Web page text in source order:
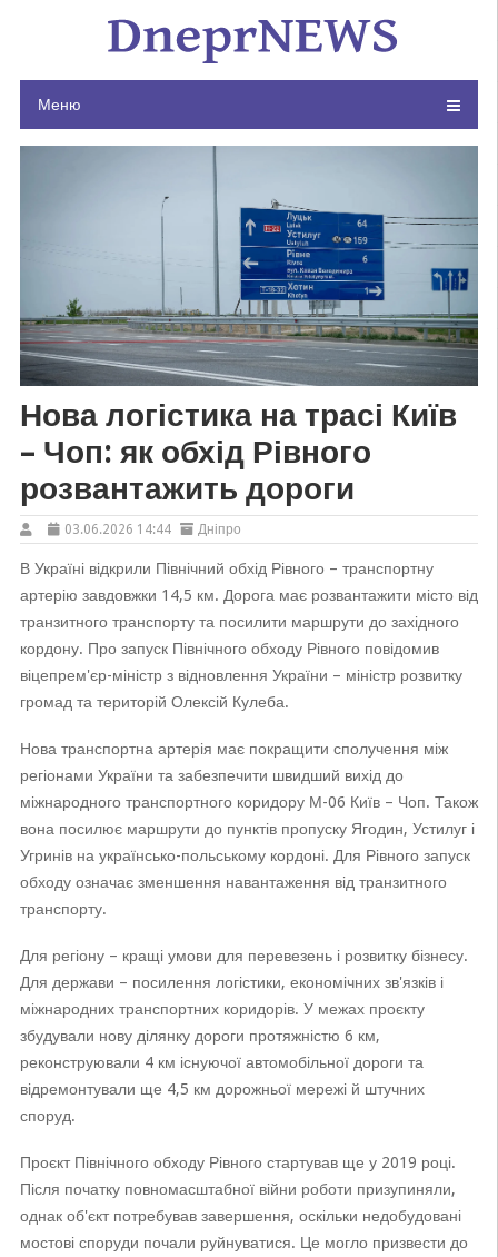
Меню
Нова логістика на трасі Київ
– Чоп: як обхід Рівного
розвантажить дороги
03.06.2026 14:44 Дніпро
В Україні відкрили Північний обхід Рівного – транспортну
артерію завдовжки 14,5 км. Дорога має розвантажити місто від
транзитного транспорту та посилити маршрути до західного
кордону. Про запуск Північного обходу Рівного повідомив
віцепрем'єр-міністр з відновлення України – міністр розвитку
громад та територій Олексій Кулеба.
Нова транспортна артерія має покращити сполучення між
регіонами України та забезпечити швидший вихід до
міжнародного транспортного коридору М-06 Київ – Чоп. Також
вона посилює маршрути до пунктів пропуску Ягодин, Устилуг і
Угринів на українсько-польському кордоні. Для Рівного запуск
обходу означає зменшення навантаження від транзитного
транспорту.
Для регіону – кращі умови для перевезень і розвитку бізнесу.
Для держави – посилення логістики, економічних зв'язків і
міжнародних транспортних коридорів. У межах проєкту
збудували нову ділянку дороги протяжністю 6 км,
реконструювали 4 км існуючої автомобільної дороги та
відремонтували ще 4,5 км дорожньої мережі й штучних
споруд.
Проєкт Північного обходу Рівного стартував ще у 2019 році.
Після початку повномасштабної війни роботи призупиняли,
однак об'єкт потребував завершення, оскільки недобудовані
мостові споруди почали руйнуватися. Це могло призвести до